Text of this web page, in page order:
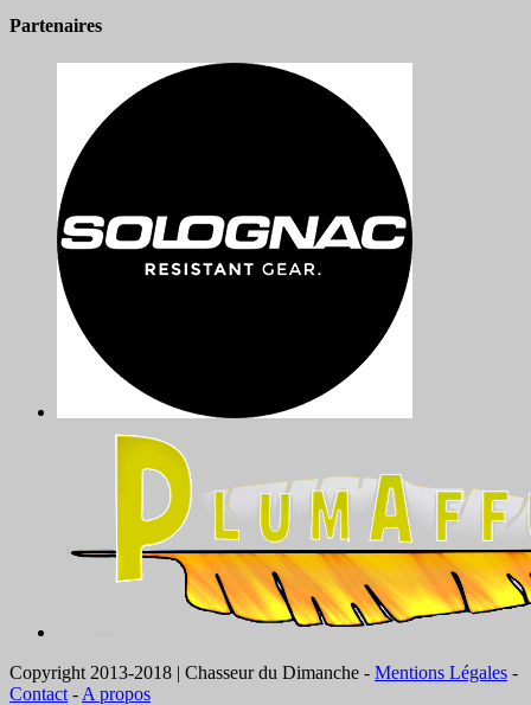
Partenaires
Copyright 2013-2018 | Chasseur du Dimanche - Mentions Légales -
Contact - A propos